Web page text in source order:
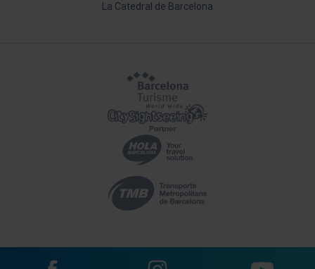
La Catedral de Barcelona